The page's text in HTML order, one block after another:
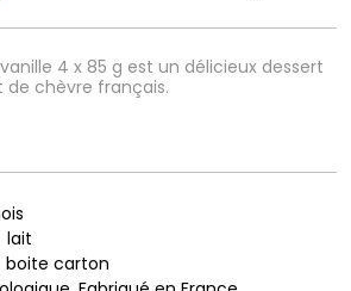
4 x 85 g est un délicieux dessert
de chèvre français.
lait
boite carton